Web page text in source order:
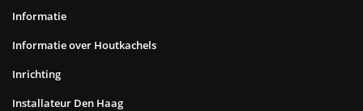
Informatie
Informatie over Houtkachels
Inrichting
Installateur Den Haag